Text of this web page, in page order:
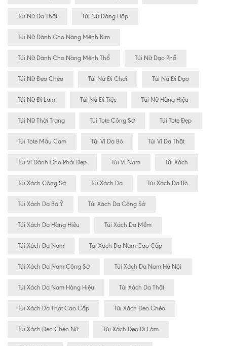
Túi Nữ Da Thật Túi Nữ Dáng Hộp
Túi Nữ Dành Cho Nàng Mệnh Kim
Túi Nữ Dành Cho Nàng Mệnh Thổ Túi Nữ Dạo Phố
Túi Nữ Đeo Chéo Túi Nữ Đi Chơi Túi Nữ Đi Dạo
Túi Nữ Đi Làm Túi Nữ Đi Tiệc Túi Nữ Hàng Hiệu
Túi Nữ Thời Trang Túi Tote Công Sở Túi Tote Đẹp
Túi Tote Màu Cam Túi Ví Da Bò Túi Ví Da Thật
Túi Ví Dành Cho Phái Đẹp Túi Ví Nam Túi Xách
Túi Xách Công Sở Túi Xách Da Túi Xách Da Bò
Túi Xách Da Bò Ý Túi Xách Da Công Sở
Túi Xách Da Hàng Hiêu Túi Xách Da Mềm
Túi Xách Da Nam Túi Xách Da Nam Cao Cấp
Túi Xách Da Nam Công Sở Túi Xách Da Nam Hà Nội
Túi Xách Da Nam Hàng Hiệu Túi Xách Da Thật
Túi Xách Da Thật Cao Cấp Túi Xách Đeo Chéo
Túi Xách Đeo Chéo Nữ Túi Xách Đeo Đi Làm